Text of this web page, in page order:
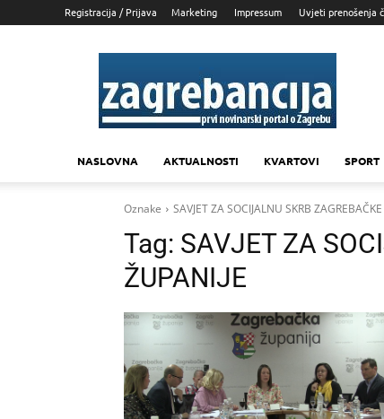
Registracija / Prijava Marketing Impressum Uvjeti prenošenja
Zagrebancija
NASLOVNA AKTUALNOSTI KVARTOVI SPORT
Oznake SAVJET ZA SOCIJALNU SKRB
Tag: SAVJET ZA
ŽUPANIJE